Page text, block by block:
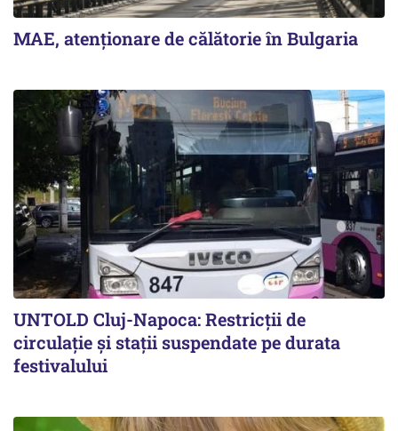
MAE, atenționare de călătorie în Bulgaria
UNTOLD Cluj-Napoca: Restricții de
circulație și stații suspendate pe durata
festivalului